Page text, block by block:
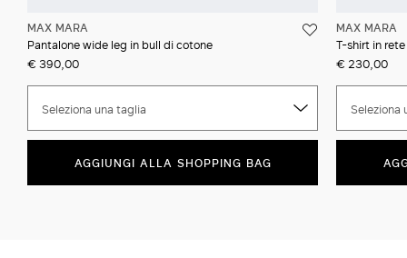
MAX MARA
Pantalone wide leg in bull di cotone
€ 390,00
Seleziona una taglia
AGGIUNGI ALLA SHOPPING BAG
MAX MARA
T-shirt in
€ 230,00
Seleziona